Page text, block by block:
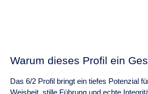
Warum dieses Profil ein
Das 6/2 Profil bringt ein tiefes Potenzial
Weisheit, stille Führung und echte